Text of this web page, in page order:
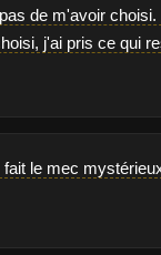
de m'avoir choisi.
j'ai pris ce qui
le mec